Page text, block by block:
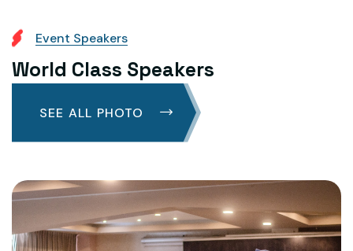
Event Speakers
World Class Speakers
SEE ALL PHOTO